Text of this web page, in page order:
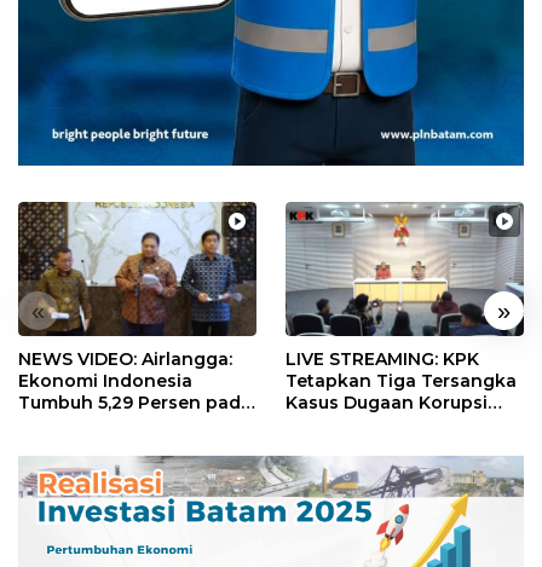
« »
NEWS VIDEO: Airlangga:
Ekonomi Indonesia
Tumbuh 5,29 Persen pada
LIVE STREAMING: KPK
Tetapkan Tiga Tersangka
Kasus Dugaan Korupsi